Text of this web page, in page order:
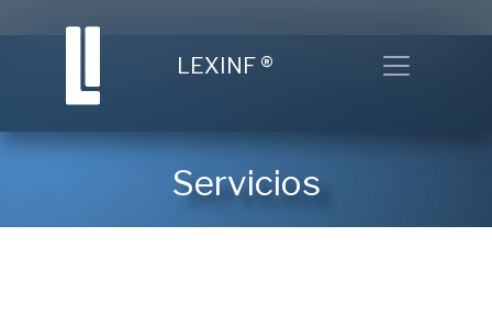
LEXINF ® Toggle
Servicios